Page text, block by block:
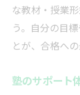
な教材・授業
う。自分の目
とが、合格へ
塾のサポート